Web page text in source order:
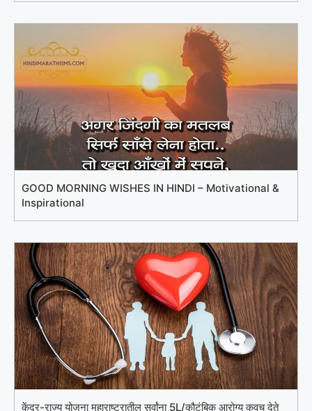
GOOD MORNING WISHES IN HINDI – Motivational &
Inspirational
केंद्र-राज्य योजना महाराष्ट्रातील सर्वांना 5L/कौटुंबिक आरोग्य कवच देते